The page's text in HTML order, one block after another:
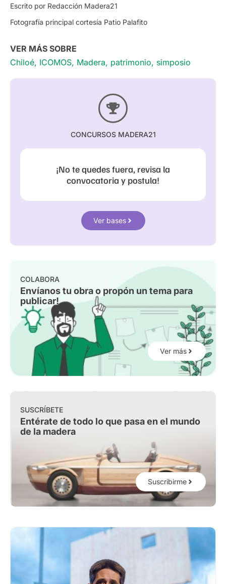
Escrito por Redacción Madera21
Fotografía principal cortesía Patio Palafito
VER MÁS SOBRE
Chiloé, ICOMOS, Madera, patrimonio, simposio
CONCURSOS MADERA21
¡No te quedes fuera, revisa la
convocatoria y postula!
Ver bases
COLABORA
Envíanos tu obra o propón un tema para
publicar!
Ver más
SUSCRÍBETE
Entérate de todo lo que pasa en el mundo
de la madera
Suscribirme